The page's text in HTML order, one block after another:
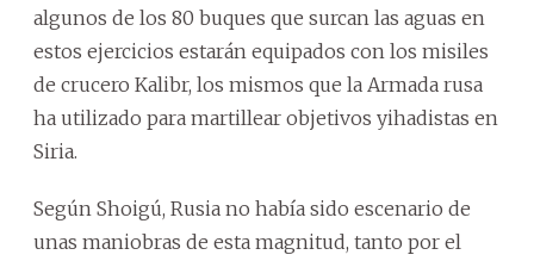
algunos de los 80 buques que surcan las aguas en
estos ejercicios estarán equipados con los misiles
de crucero Kalibr, los mismos que la Armada rusa
ha utilizado para martillear objetivos yihadistas en
Siria.
Según Shoigú, Rusia no había sido escenario de
unas maniobras de esta magnitud, tanto por el